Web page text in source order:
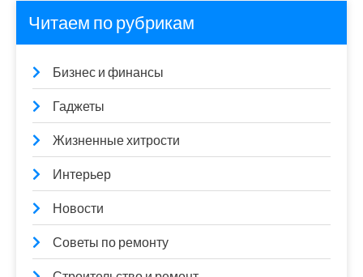
Читаем по рубрикам
Бизнес и финансы
Гаджеты
Жизненные хитрости
Интерьер
Новости
Советы по ремонту